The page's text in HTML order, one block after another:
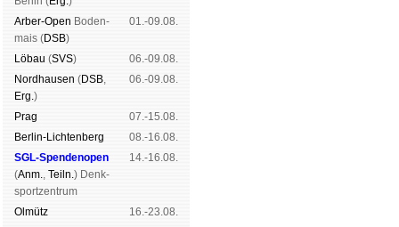
Arber-Open Boden­
mais (DSB)
01.-09.08.
Lö­bau (SVS)
06.-09.08.
Nord­hau­sen (DSB,
Erg.)
06.-09.08.
Prag
07.-15.08.
Berlin-Lich­ten­berg
08.-16.08.
SGL-Spenden­open
(Anm., Teiln.) Denk­
sport­zen­trum
14.-16.08.
Ol­mütz
16.-23.08.